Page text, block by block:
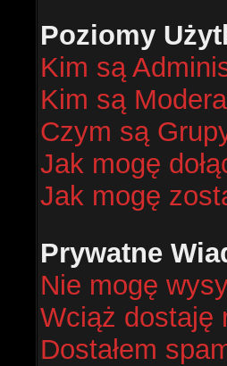
Poziomy
Kim są
Kim są
Czym są
Jak mogę
Jak mogę
Prywatne
Nie mogę
Wciąż dostaję
Dostałem